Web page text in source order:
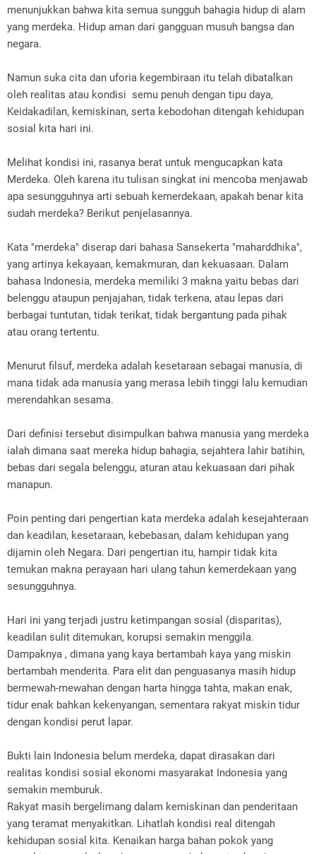
menunjukkan bahwa kita semua sungguh bahagia hidup di alam
yang merdeka. Hidup aman dari gangguan musuh bangsa dan
negara.
Namun suka cita dan uforia kegembiraan itu telah dibatalkan
oleh realitas atau kondisi semu penuh dengan tipu daya,
Keidakadilan, kemiskinan, serta kebodohan ditengah kehidupan
sosial kita hari ini.
Melihat kondisi ini, rasanya berat untuk mengucapkan kata
Merdeka. Oleh karena itu tulisan singkat ini mencoba menjawab
apa sesungguhnya arti sebuah kemerdekaan, apakah benar kita
sudah merdeka? Berikut penjelasannya.
Kata "merdeka" diserap dari bahasa Sansekerta "maharddhika",
yang artinya kekayaan, kemakmuran, dan kekuasaan. Dalam
bahasa Indonesia, merdeka memiliki 3 makna yaitu bebas dari
belenggu ataupun penjajahan, tidak terkena, atau lepas dari
berbagai tuntutan, tidak terikat, tidak bergantung pada pihak
atau orang tertentu.
Menurut filsuf, merdeka adalah kesetaraan sebagai manusia, di
mana tidak ada manusia yang merasa lebih tinggi lalu kemudian
merendahkan sesama.
Dari definisi tersebut disimpulkan bahwa manusia yang merdeka
ialah dimana saat mereka hidup bahagia, sejahtera lahir batihin,
bebas dari segala belenggu, aturan atau kekuasaan dari pihak
manapun.
Poin penting dari pengertian kata merdeka adalah kesejahteraan
dan keadilan, kesetaraan, kebebasan, dalam kehidupan yang
dijamin oleh Negara. Dari pengertian itu, hampir tidak kita
temukan makna perayaan hari ulang tahun kemerdekaan yang
sesungguhnya.
Hari ini yang terjadi justru ketimpangan sosial (disparitas),
keadilan sulit ditemukan, korupsi semakin menggila.
Dampaknya , dimana yang kaya bertambah kaya yang miskin
bertambah menderita. Para elit dan penguasanya masih hidup
bermewah-mewahan dengan harta hingga tahta, makan enak,
tidur enak bahkan kekenyangan, sementara rakyat miskin tidur
dengan kondisi perut lapar.
Bukti lain Indonesia belum merdeka, dapat dirasakan dari
realitas kondisi sosial ekonomi masyarakat Indonesia yang
semakin memburuk.
Rakyat masih bergelimang dalam kemiskinan dan penderitaan
yang teramat menyakitkan. Lihatlah kondisi real ditengah
kehidupan sosial kita. Kenaikan harga bahan pokok yang